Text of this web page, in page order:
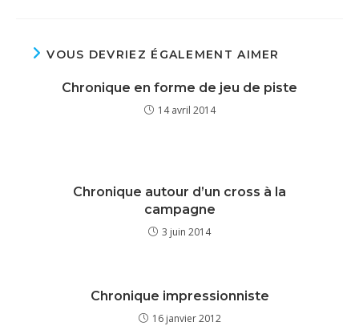
VOUS DEVRIEZ ÉGALEMENT AIMER
Chronique en forme de jeu de piste
14 avril 2014
Chronique autour d’un cross à la
campagne
3 juin 2014
Chronique impressionniste
16 janvier 2012